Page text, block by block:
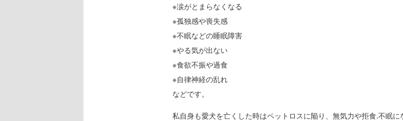
※涙がとまらなくなる
※孤独感や喪失感
※不眠などの睡眠障害
※やる気が出ない
※食欲不振や過食
※自律神経の乱れ
などです。
私自身も愛犬を亡くした時はペットロスに陥り、無気力や拒食.不眠に